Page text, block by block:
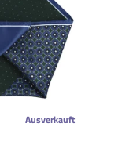
Ausverkauft